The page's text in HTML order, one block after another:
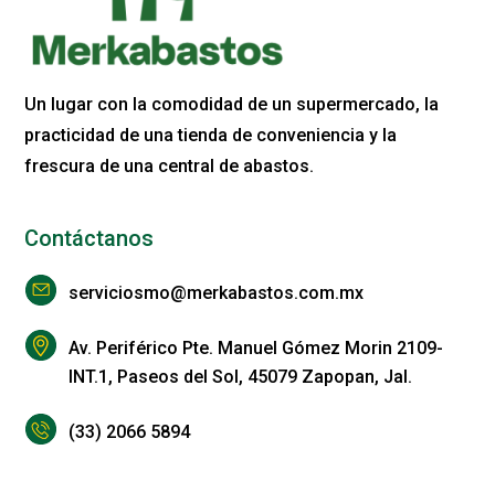
Un lugar con la comodidad de un supermercado, la
practicidad de una tienda de conveniencia y la
frescura de una central de abastos.
Contáctanos
serviciosmo@merkabastos.com.mx
Av. Periférico Pte. Manuel Gómez Morin 2109-
INT.1, Paseos del Sol, 45079 Zapopan, Jal.
(33) 2066 5894